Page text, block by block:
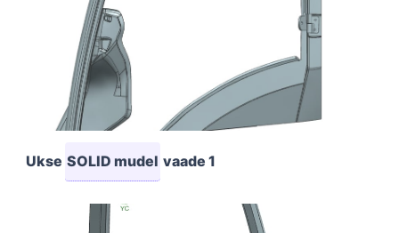
Ukse SOLID mudel vaade 1